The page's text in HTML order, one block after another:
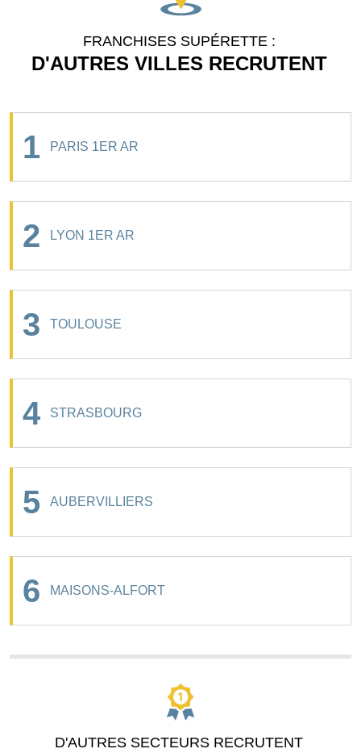
FRANCHISES SUPÉRETTE :
D'AUTRES VILLES RECRUTENT
1 PARIS 1ER AR
2 LYON 1ER AR
3 TOULOUSE
4 STRASBOURG
5 AUBERVILLIERS
6 MAISONS-ALFORT
D'AUTRES SECTEURS RECRUTENT